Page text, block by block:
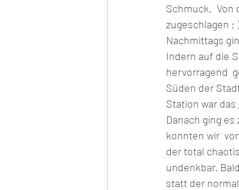
Schmuck.
zugeschlagen ;
Nachmittags
Indern auf die
hervorragend
Süden der
Station war
Danach ging
konnten wir
der total
undenkbar.
statt der